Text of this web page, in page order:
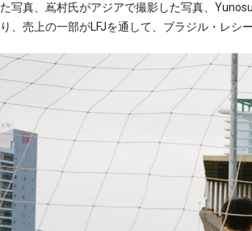
写真、嶌村氏がアジアで撮影した写真、
、売上の一部がLFJを通して、ブラジル・レシ